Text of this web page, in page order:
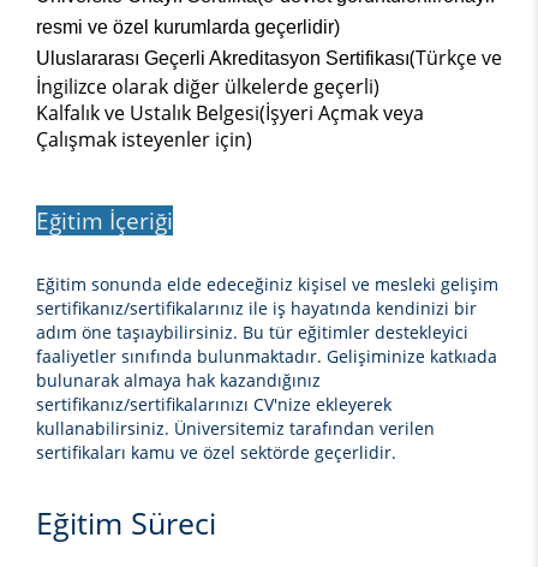
resmi ve özel kurumlarda geçerlidir)
Uluslararası Geçerli Akreditasyon Sertifikası(Türkçe ve
İngilizce olarak diğer ülkelerde geçerli)
Kalfalık ve Ustalık Belgesi(İşyeri Açmak veya
Çalışmak isteyenler için)
Eğitim İçeriği
Eğitim sonunda elde edeceğiniz kişisel ve mesleki gelişim
sertifikanız/sertifikalarınız ile iş hayatında kendinizi bir
adım öne taşıaybilirsiniz. Bu tür eğitimler destekleyici
faaliyetler sınıfında bulunmaktadır. Gelişiminize katkıada
bulunarak almaya hak kazandığınız
sertifikanız/sertifikalarınızı CV'nize ekleyerek
kullanabilirsiniz. Üniversitemiz tarafından verilen
sertifikaları kamu ve özel sektörde geçerlidir.
Eğitim Süreci